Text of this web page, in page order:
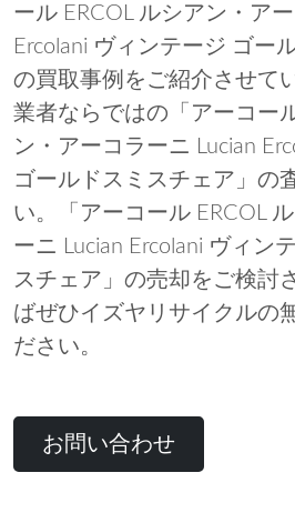
ール ERCOL ルシアン・ア
Ercolani ヴィンテージ ゴー
の買取事例をご紹介させて
業者ならではの「アーコー
ン・アーコラーニ Lucian
ゴールドスミスチェア」の
い。「アーコール ERCOL
ーニ Lucian Ercolani ヴィン
スチェア」の売却をご検討
ばぜひイズヤリサイクルの
ださい。
お問い合わせ